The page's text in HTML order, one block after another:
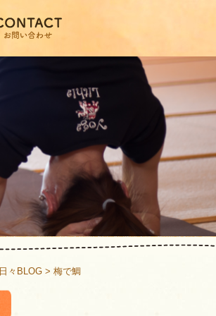
日々BLOG > 梅で鯛